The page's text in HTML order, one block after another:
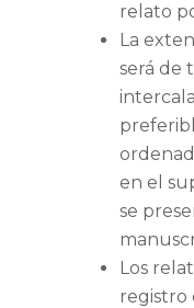
relato
La
será de
en el
se
Los
registro